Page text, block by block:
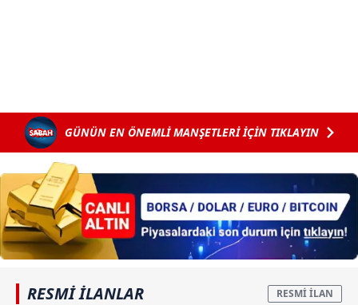
GÜNÜN EN ÖNEMLİ MANŞETLERİ İÇİN TIKLAYIN
RESMİ İLANLAR